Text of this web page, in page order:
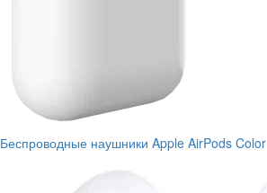
Беспроводные наушники Apple AirPods Color